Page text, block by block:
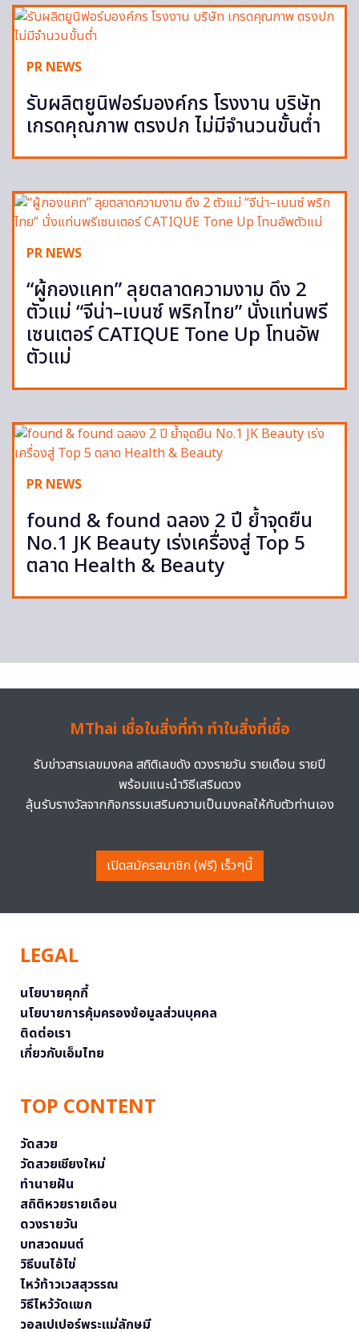
PR NEWS
รับผลิตยูนิฟอร์มองค์กร โรงงาน บริษัท
เกรดคุณภาพ ตรงปก ไม่มีจำนวนขั้นต่ำ
PR NEWS
“ผู้กองแคท” ลุยตลาดความงาม ดึง 2
ตัวแม่ “จีน่า–เบนซ์ พริกไทย” นั่งแท่นพรี
เซนเตอร์ CATIQUE Tone Up โทนอัพ
ตัวแม่
PR NEWS
found & found ฉลอง 2 ปี ย้ำจุดยืน
No.1 JK Beauty เร่งเครื่องสู่ Top 5
ตลาด Health & Beauty
MThai เชื่อในสิ่งที่ทำ ทำในสิ่งที่เชื่อ
รับข่าวสารเลขมงคล สถิติเลขดัง ดวงรายวัน รายเดือน รายปี
พร้อมแนะนำวิธีเสริมดวง
ลุ้นรับรางวัลจากกิจกรรมเสริมความเป็นมงคลให้กับตัวท่านเอง
เปิดสมัครสมาชิก (ฟรี) เร็วๆนี้
LEGAL
นโยบายคุกกี้
นโยบายการคุ้มครองข้อมูลส่วนบุคคล
ติดต่อเรา
เกี่ยวกับเอ็มไทย
TOP CONTENT
วัดสวย
วัดสวยเชียงใหม่
ทำนายฝัน
สถิติหวยรายเดือน
ดวงรายวัน
บทสวดมนต์
วิธีบนไอ้ไข่
ไหว้ท้าวเวสสุวรรณ
วิธีไหว้วัดแขก
วอลเปเปอร์พระแม่ลักษมี